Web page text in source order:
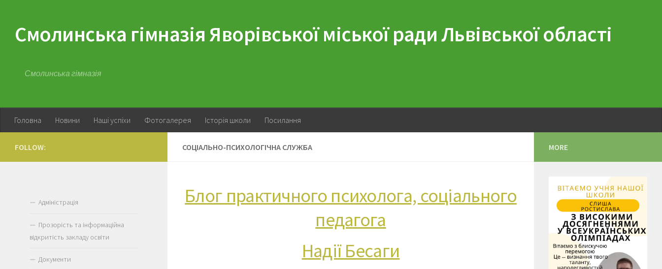
Смолинська гімназія Яворівської міської ради Львівської області
Смолинська гімназія
Головна Новини Наші успіхи Фотогалерея Історія школи Посилання
СОЦІАЛЬНО-ПСИХОЛОГІЧНА СЛУЖБА
Блог практичного психолога, соціального
педагога
Надії Бесаги
FOLLOW:
Адміністрація
Прозорість та інформаційна
відкритість закладу освіти
Документи
MORE